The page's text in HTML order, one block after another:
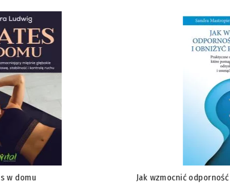
Jak wzmocnić odporność psychiczną i obniżyć poziom